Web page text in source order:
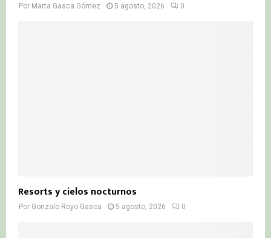
Por Marta Gasca Gómez 5 agosto, 2026 0
Resorts y cielos nocturnos
Por Gonzalo Royo Gasca 5 agosto, 2026 0